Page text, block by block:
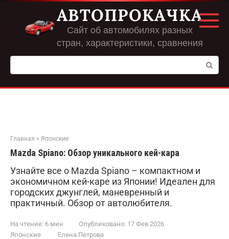
Перейти
контенту
АВТОПРОКАЧКА
Сайт об автомобилях разных
стран, характеристики, сравнения
Поиск:
Главная » Японские
Mazda Spiano: Обзор уникального кей-кара
Узнайте все о Mazda Spiano – компактном и
экономичном кей-каре из Японии! Идеален для
городских джунглей, маневренный и
практичный. Обзор от автолюбителя.
На чтение: 6 мин Опубликовано: 17 Фев 2026
Японские
Елена Петрова